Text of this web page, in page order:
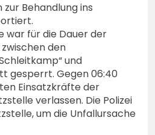
Behandlung ins
war für die Dauer der
den
und
gesperrt. Gegen 06:40
Einsatzkräfte der
verlassen. Die Polizei
um die Unfallursache